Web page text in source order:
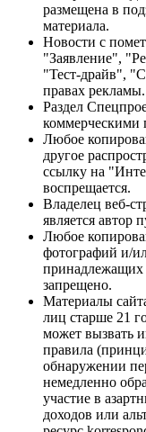
размещена в
материала.
Новости с
"Заявление",
"Тест-драйв",
правах рекламы.
Раздел
коммерческими
Любое
другое
ссылку на
воспрещается.
Владелец веб-
является автор
Любое
фотографий и/
принадлежащих
запрещено.
Материалы
лиц старше 21
может вызвать
правила
обнаружении
немедленно
участие в
доходов или